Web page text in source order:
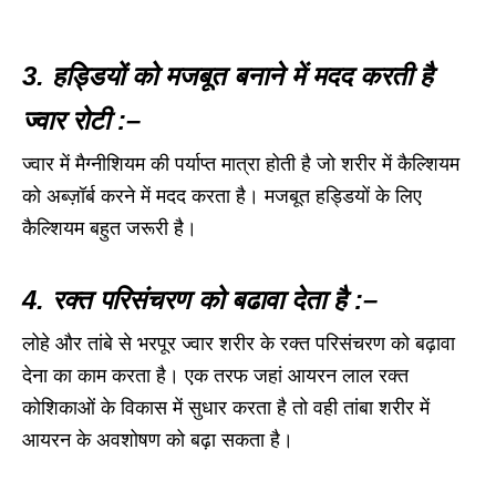
3. हड्डियों को मजबूत बनाने में मदद करती है
ज्वार रोटी :–
ज्वार में मैग्नीशियम की पर्याप्त मात्रा होती है जो शरीर में कैल्शियम
को अब्ज़ॉर्ब करने में मदद करता है। मजबूत हड्डियों के लिए
कैल्शियम बहुत जरूरी है।
4. रक्त परिसंचरण को बढावा देता है :–
लोहे और तांबे से भरपूर ज्वार शरीर के रक्त परिसंचरण को बढ़ावा
देना का काम करता है। एक तरफ जहां आयरन लाल रक्त
कोशिकाओं के विकास में सुधार करता है तो वही तांबा शरीर में
आयरन के अवशोषण को बढ़ा सकता है।